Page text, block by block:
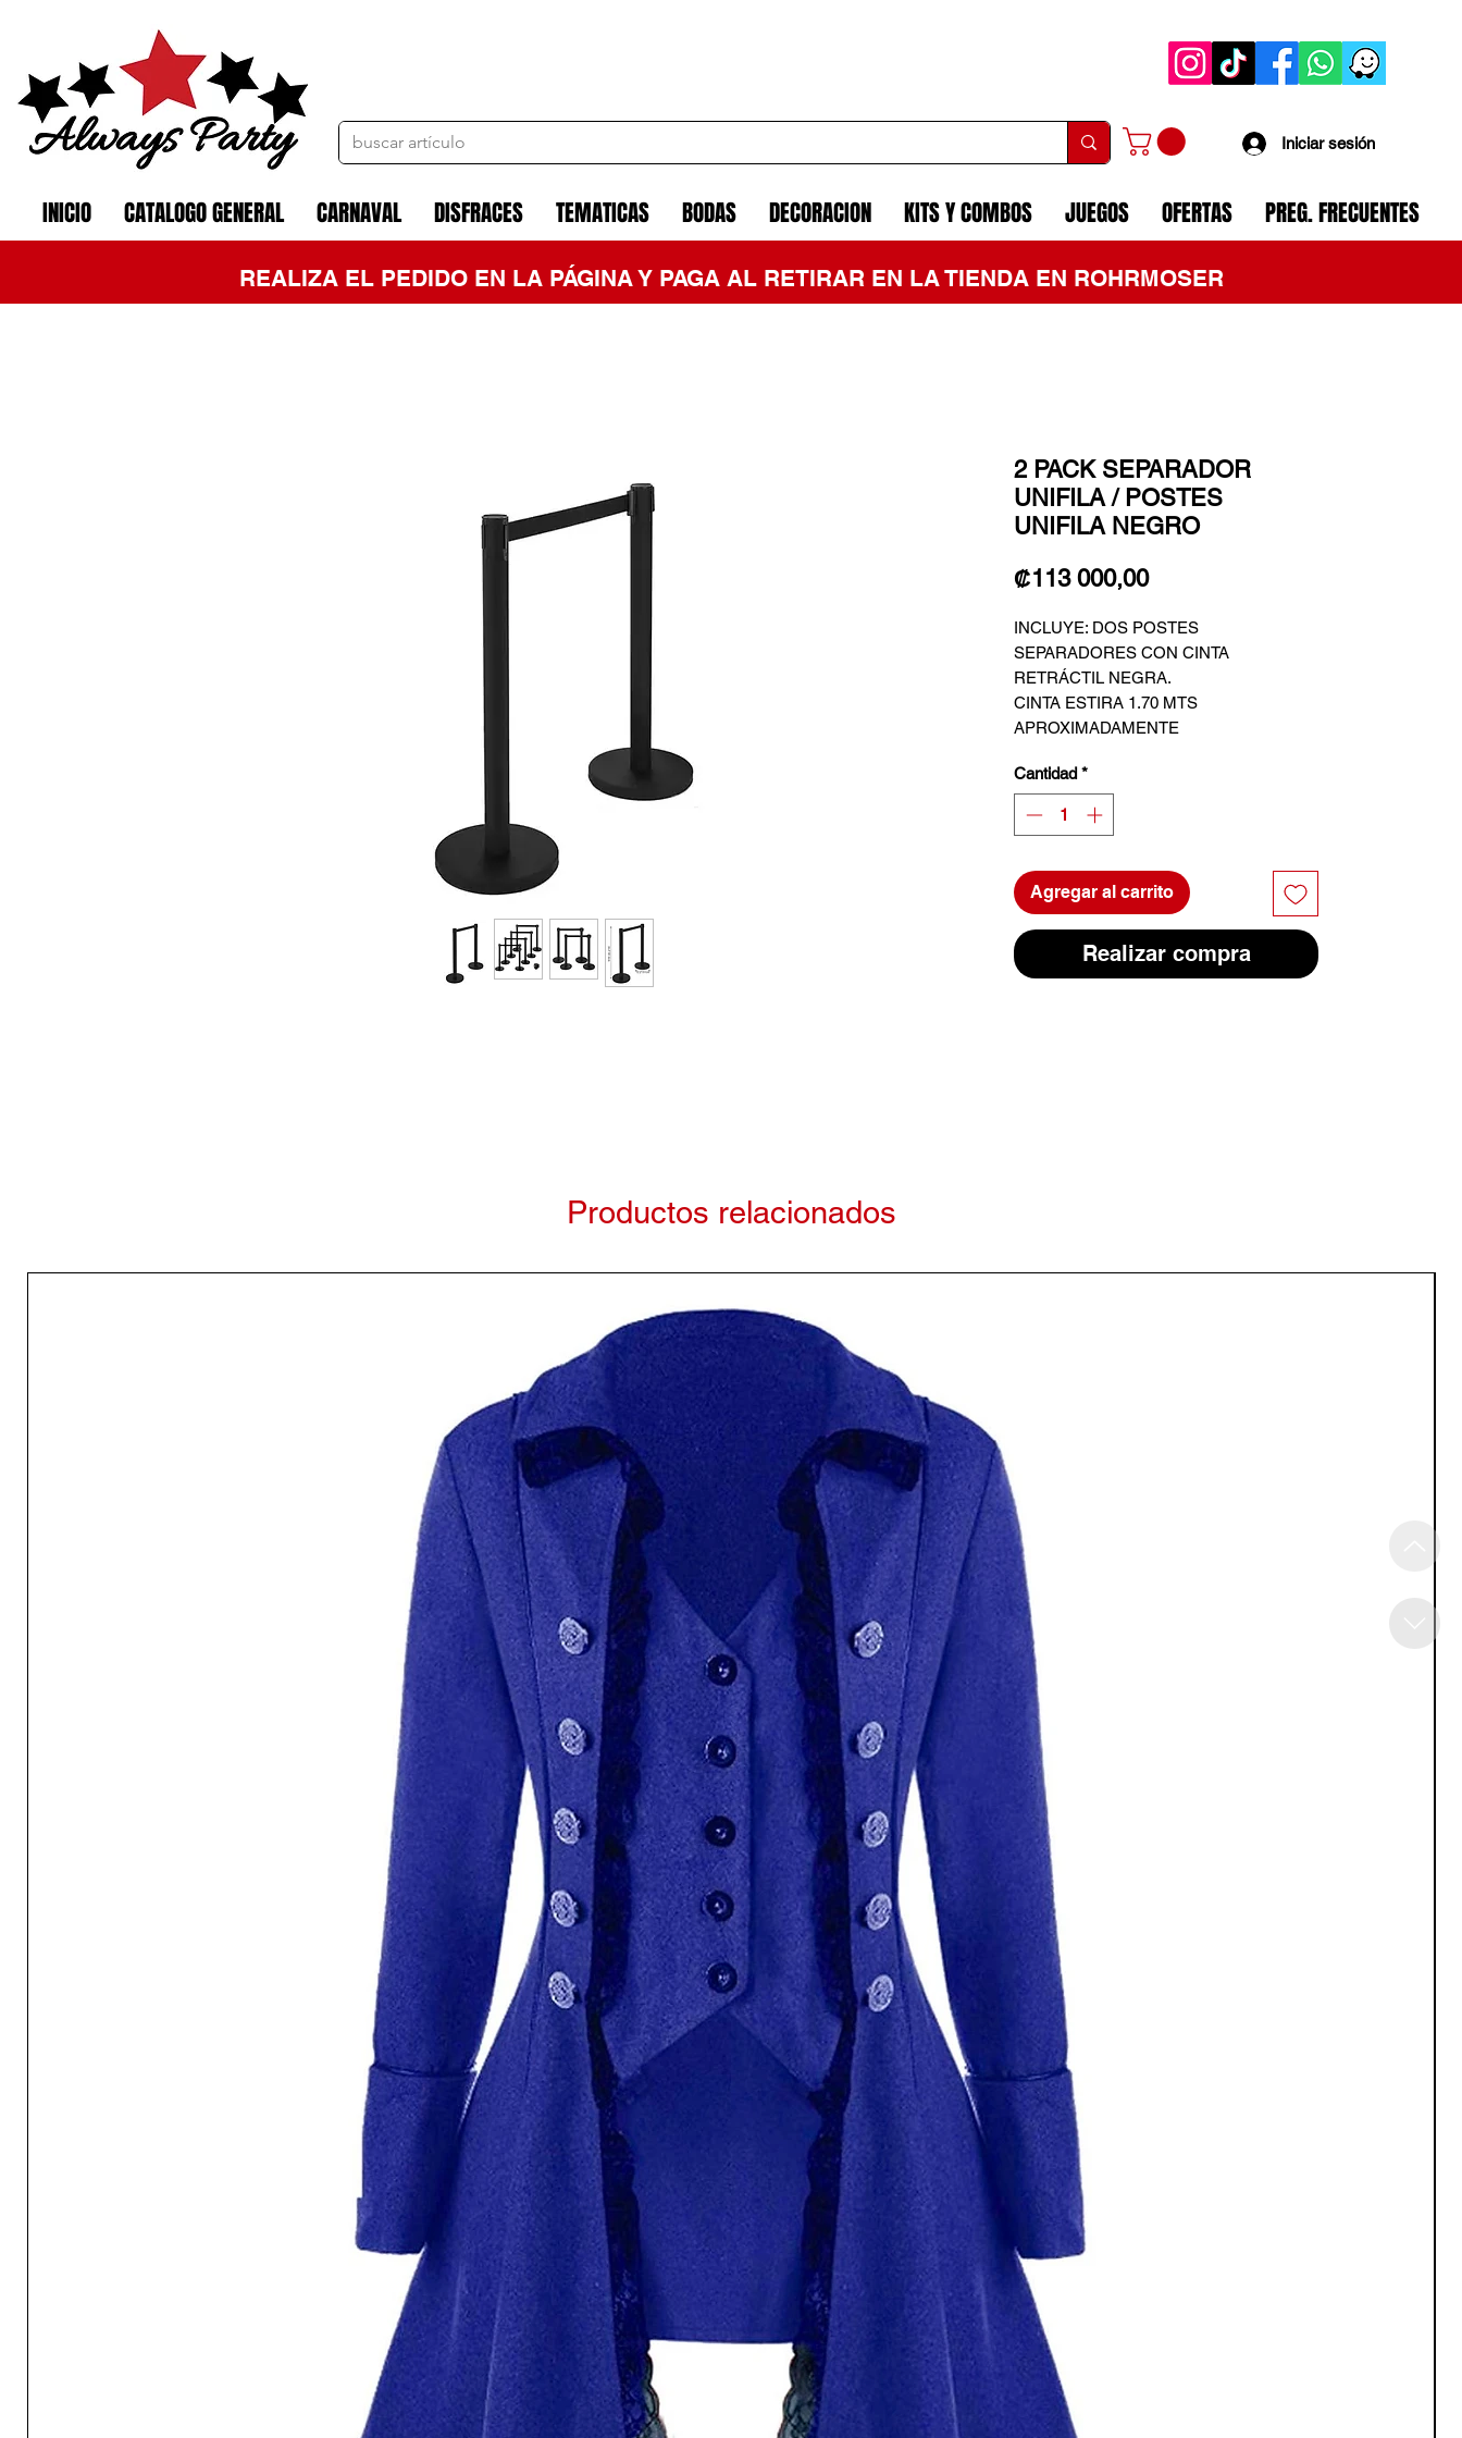
Iniciar sesión
INICIO CATALOGO GENERAL CARNAVAL DISFRACES TEMATICAS BODAS DECORACION KITS Y COMBOS JUEGOS OFERTAS PREG. FRECUENTES
REALIZA EL PEDIDO EN LA PÁGINA Y PAGA AL RETIRAR EN LA TIENDA EN ROHRMOSER
2 PACK SEPARADOR
UNIFILA / POSTES
UNIFILA NEGRO
₡113 000,00Precio
INCLUYE: DOS POSTES
SEPARADORES CON CINTA
RETRÁCTIL NEGRA.
CINTA ESTIRA 1.70 MTS
APROXIMADAMENTE
Cantidad *
Agregar al carrito
Realizar compra
Productos relacionados